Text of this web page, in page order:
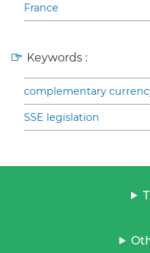
France
Keywords :
complementary
SSE legislation